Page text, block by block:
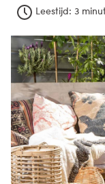
Leestijd: 3